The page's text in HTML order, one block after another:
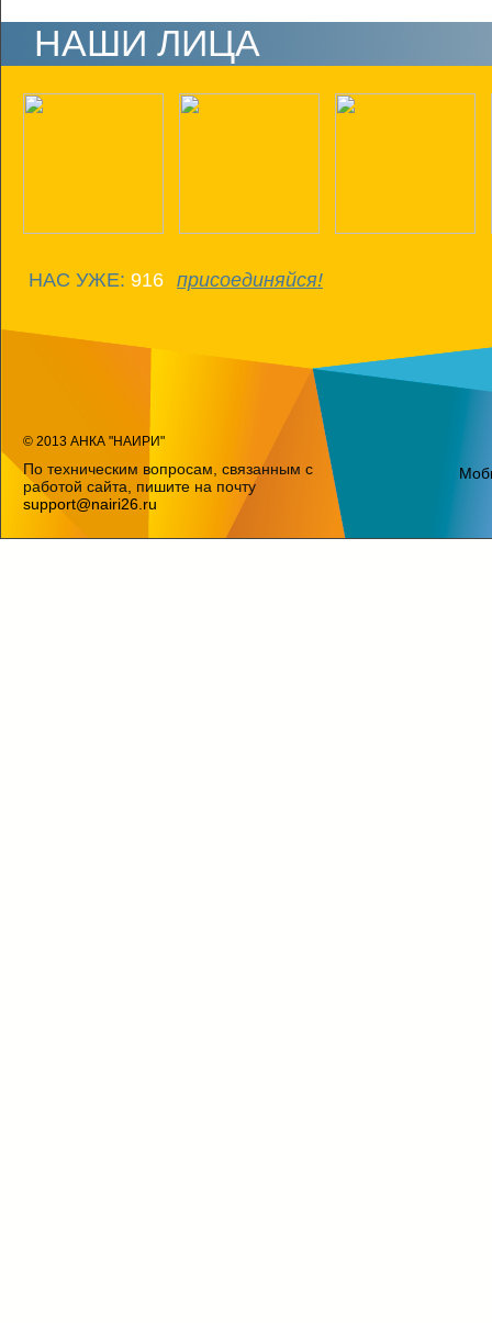
НАШИ ЛИЦА
НАС УЖЕ: 916 присоединяйся!
© 2013 АНКА "НАИРИ"
По техническим вопросам, связанным с
работой сайта, пишите на почту
support@nairi26.ru